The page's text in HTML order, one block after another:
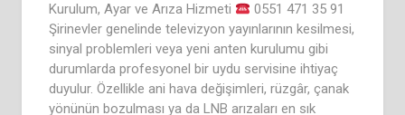
Kurulum, Ayar ve Arıza Hizmeti
0551 471 35 91
Şirinevler genelinde televizyon yayınlarının kesilmesi,
sinyal problemleri veya yeni anten kurulumu gibi
durumlarda profesyonel bir uydu servisine ihtiyaç
duyulur. Özellikle ani hava değişimleri, rüzgâr, çanak
yönünün bozulması ya da LNB arızaları en sık